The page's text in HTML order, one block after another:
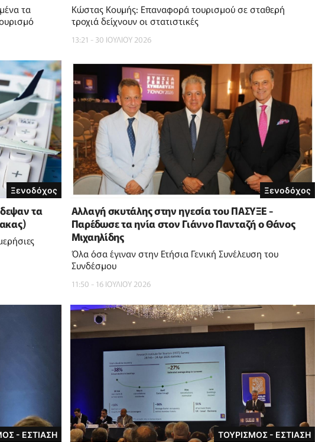
τα
Κώστας Κουμής: Επαναφορά τουρισμού σε σταθερή
τροχιά δείχνουν οι στατιστικές
13:21 - 30 ΙΟΥΛΙΟΥ 2026
Ξενοδόχος
τα
Ξενοδόχος
Αλλαγή σκυτάλης στην ηγεσία του ΠΑΣΥΞΕ -
Παρέδωσε τα ηνία στον Γιάννο Πανταζή ο Θάνος
Μιχαηλίδης
Όλα όσα έγιναν στην Ετήσια Γενική Συνέλευση του
Συνδέσμου
11:50 - 16 ΙΟΥΛΙΟΥ 2026
- ΕΣΤΙΑΣΗ ΤΟΥΡΙΣΜΟΣ - ΕΣΤΙΑΣΗ